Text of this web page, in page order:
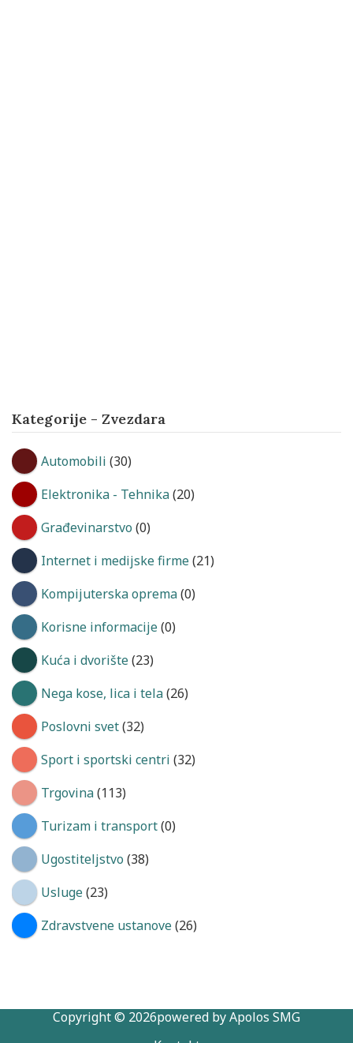
Kategorije - Zvezdara
Automobili (30)
Elektronika - Tehnika(20)
Građevinarstvo (0)
Internet i medijske firme(21)
Kompijuterska oprema(0)
Korisne informacije(0)
Kuća i dvorište(23)
Nega kose, lica i tela(26)
Poslovni svet(32)
Sport i sportski centri (32)
Trgovina(113)
Turizam i transport(0)
Ugostiteljstvo (38)
Usluge(23)
Zdravstvene ustanove(26)
Copyright © 2026powered by Apolos SMG